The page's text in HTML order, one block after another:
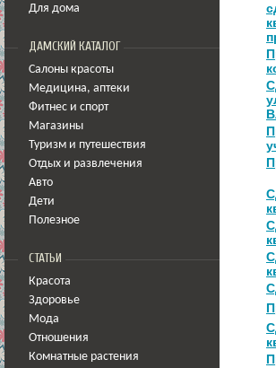
Для дома
ДАМСКИЙ КАТАЛОГ
Салоны красоты
Медицина, аптеки
Фитнес и спорт
Магазины
Туризм и путешествия
Отдых и развлечения
Авто
Дети
Полезное
СТАТЬИ
Красота
Здоровье
Мода
Отношения
Комнатные растения